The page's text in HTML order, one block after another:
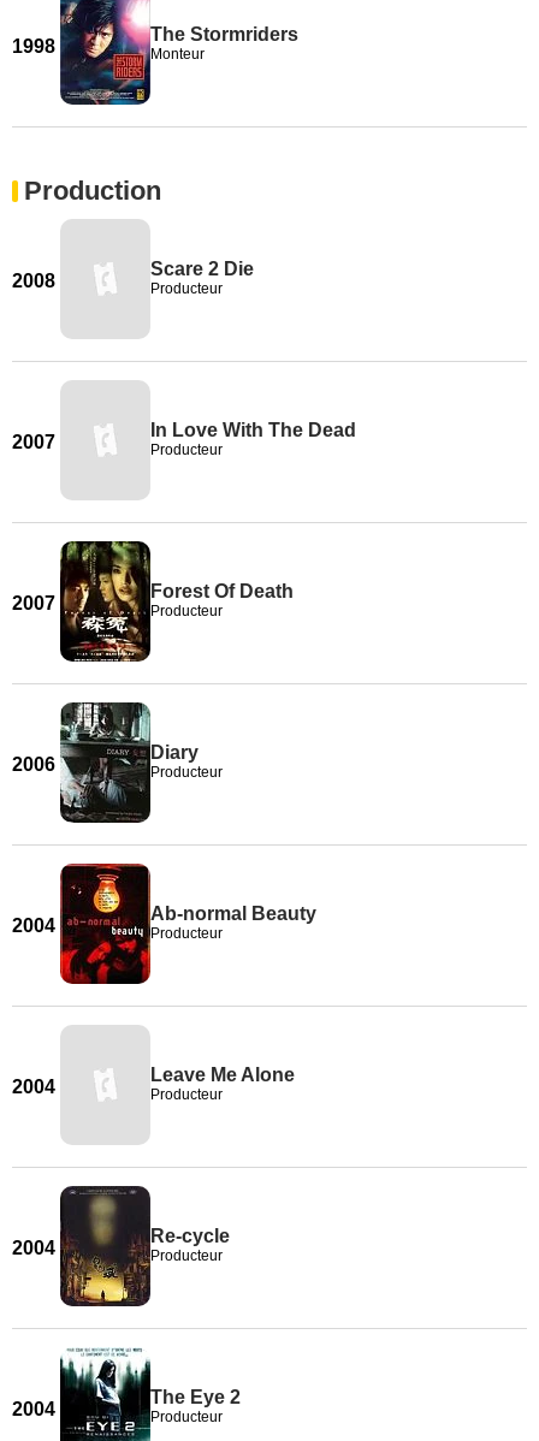
1998
The Stormriders
Monteur
Production
2008
Scare 2 Die
Producteur
2007
In Love With The Dead
Producteur
2007
Forest Of Death
Producteur
2006
Diary
Producteur
2004
Ab-normal Beauty
Producteur
2004
Leave Me Alone
Producteur
2004
Re-cycle
Producteur
2004
The Eye 2
Producteur